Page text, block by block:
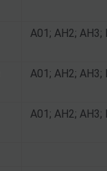
A01; AH2; AH3;
A01; AH2; AH3;
A01; AH2; AH3;